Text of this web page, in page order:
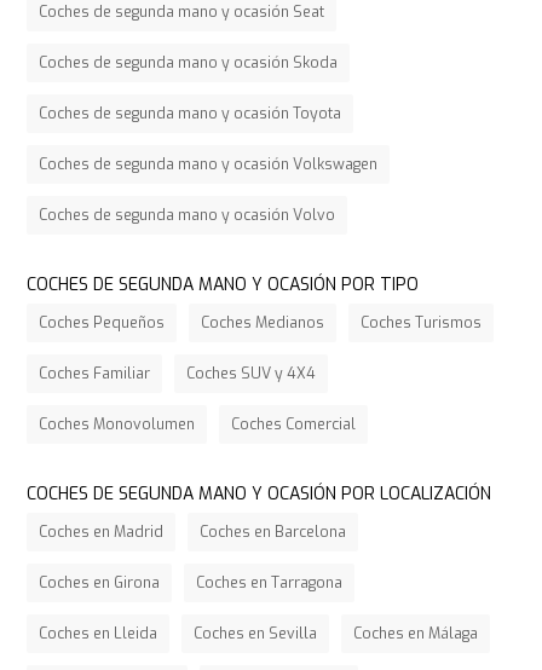
Coches de segunda mano y ocasión Seat
Coches de segunda mano y ocasión Skoda
Coches de segunda mano y ocasión Toyota
Coches de segunda mano y ocasión Volkswagen
Coches de segunda mano y ocasión Volvo
COCHES DE SEGUNDA MANO Y OCASIÓN POR TIPO
Coches Pequeños Coches Medianos Coches Turismos
Coches Familiar Coches SUV y 4X4
Coches Monovolumen Coches Comercial
COCHES DE SEGUNDA MANO Y OCASIÓN POR LOCALIZACIÓN
Coches en Madrid Coches en Barcelona
Coches en Girona Coches en Tarragona
Coches en Lleida Coches en Sevilla Coches en Málaga